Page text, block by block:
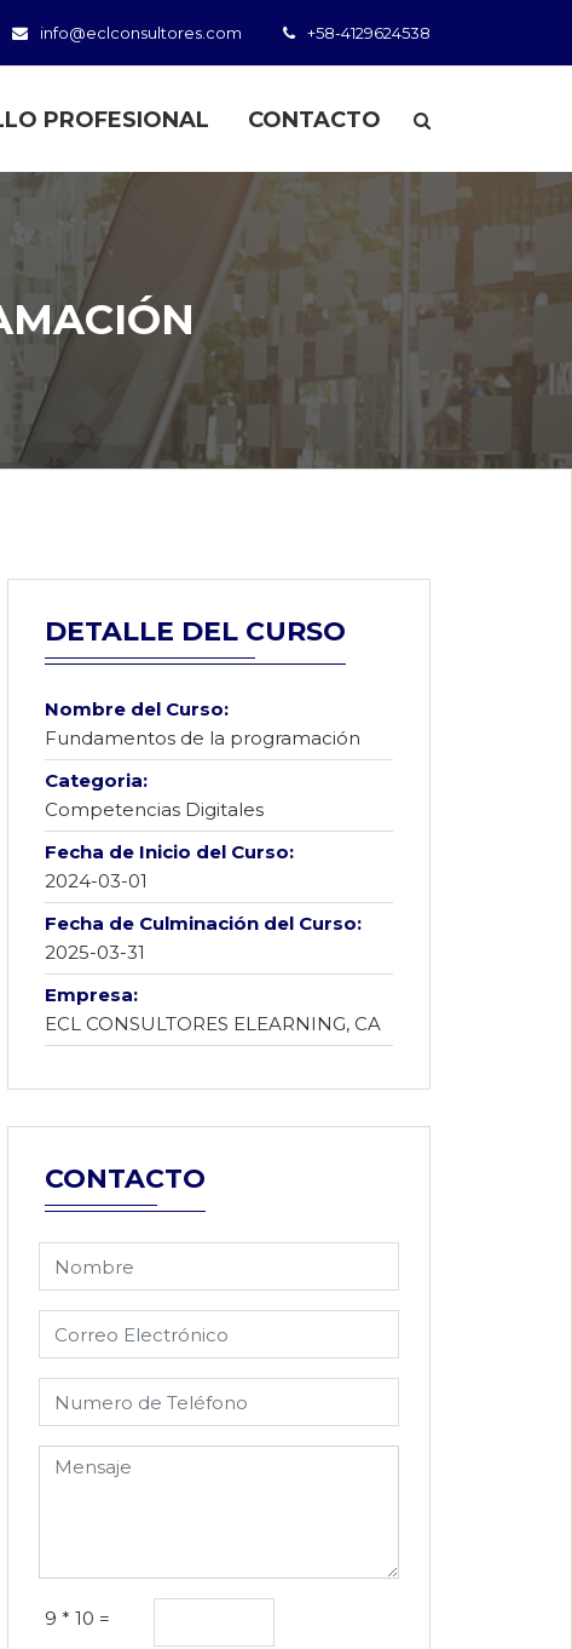
info@eclconsultores.com +58-4129624538
PROFESIONAL CONTACTO
DETALLE DEL CURSO
Nombre del Curso:
Fundamentos de la programación
Categoria:
Competencias Digitales
Fecha de Inicio del Curso:
2024-03-01
Fecha de Culminación del Curso:
2025-03-31
Empresa:
ECL CONSULTORES ELEARNING, CA
CONTACTO
9 * 10 =